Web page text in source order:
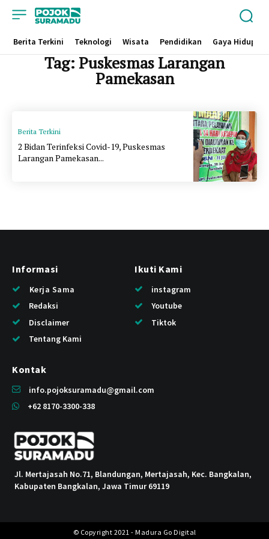
Berita Terkini Teknologi Wisata Pendidikan Gaya Hidup
Tag: Puskesmas Larangan
Pamekasan
Berita Terkini
2 Bidan Terinfeksi Covid-19, Puskesmas
Larangan Pamekasan...
Informasi
Kerja Sama
Redaksi
Disclaimer
Tentang Kami
Ikuti Kami
instagram
Youtube
Tiktok
Kontak
info.pojoksuramadu@gmail.com
+62 8170-3300-338
Jl. Mertajasah No.71, Blandungan, Mertajasah, Kec. Bangkalan,
Kabupaten Bangkalan, Jawa Timur 69119
© Copyright 2021 - Madura Go Digital